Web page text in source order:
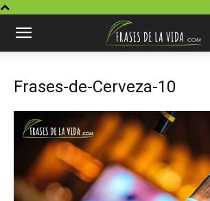
Frases-de-Cerveza-10